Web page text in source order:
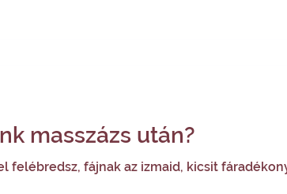
masszázs után?
felébredsz, fájnak az izmaid, kicsit